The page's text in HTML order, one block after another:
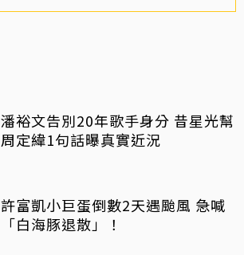
潘裕文告別20年歌手身分 昔星光幫
周定緯1句話曝真實近況
許富凱小巨蛋倒數2天遇颱風 急喊
「白海豚退散」！